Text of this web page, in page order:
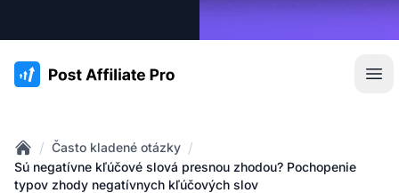
:site.title
Home
/ Často kladené otázky /
Sú negatívne kľúčové slová presnou zhodou? Pochopenie
typov zhody negatívnych kľúčových slov